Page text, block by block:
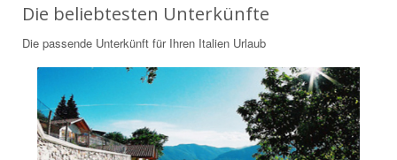
Die beliebtesten Unterkünfte
Die passende Unterkünft für Ihren Italien Urlaub